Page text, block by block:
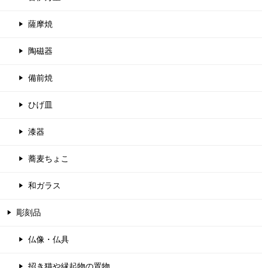
薩摩焼
陶磁器
備前焼
ひげ皿
漆器
蕎麦ちょこ
和ガラス
彫刻品
仏像・仏具